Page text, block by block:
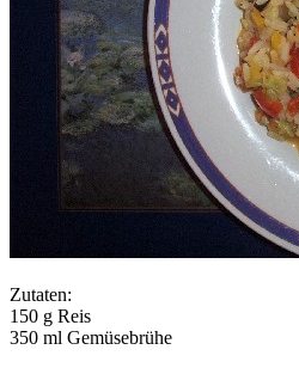
Zutaten:
150 g Reis
350 ml Gemüsebrühe